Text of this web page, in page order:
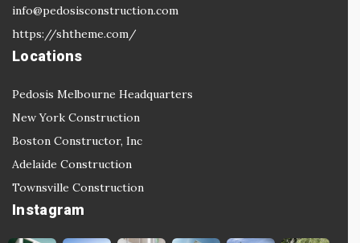
info@pedosisconstruction.com
https://shtheme.com/
Locations
Pedosis Melbourne Headquarters
New York Construction
Boston Constructor, Inc
Adelaide Construction
Townsville Construction
Instagram